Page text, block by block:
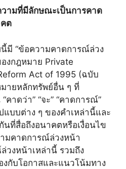
ามที่มีลักษณะเป็นการคาด
ต
มี “ข้อความคาดการณ์ล่วง
งกฎหมาย Private
Act of 1995 (ฉบับ
ายหลักทรัพย์อื่น ๆ ที่
คาดว่า” “จะ” “คาดการณ์”
แบบต่าง ๆ ของคำเหล่านี้และ
ที่สื่อถึงอนาคตหรือเงื่อนไข
มคาดการณ์ล่วงหน้า
วงหน้าเหล่านี้ รวมถึง
กับโอกาสและแนวโน้มทาง